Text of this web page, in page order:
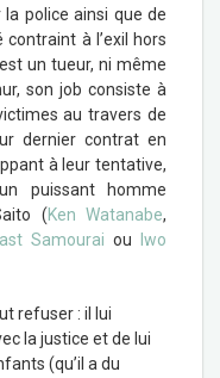
police ainsi que de
à l’exil hors
un tueur, ni même
son job consiste à
au travers de
dernier contrat en
à leur tentative,
puissant homme
(Ken Watanabe,
Samourai ou
Iwo
refuser : il lui
la justice et de lui
(qu’il a du